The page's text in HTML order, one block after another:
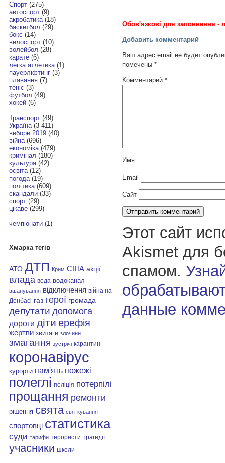
Спорт(275)
автоспорт(9)
акробатика(18)
баскетбол (29)
бокс (14)
велоспорт(10)
волейбол (28)
карате(6)
легка атлетика(1)
пауерліфтинг(3)
плавання(7)
теніс (3)
футбол (49)
хокей(6)
Транспорт(49)
Україна(3 411)
вибори 2019(40)
війна(696)
економіка(479)
кримінал (180)
культура(42)
освіта(12)
погода(19)
політика(609)
скандали(33)
спорт(29)
цікаве(299)
чемпіонати(1)
Хмарка тегів
АТО ДТП Крим США акції
влада вода водоканал
вшанування відключення війна на
Донбасі газ герої громада
депутати допомога
дороги діти ерефія
жертви звитяги злочини
змагання зустрічі карантин
коронавірус
курорти пам'ять пожежі
полеглі поліція потерпілі
прощання ремонти
рішення свята святкування
спортовці статистика
суди тарифи терористи трагедії
учасники школи
Обов'язкові для заповнення -
Добавить комментарий
Ваш адрес email не будет
помечены *
Комментарий *
Имя
Email
Сайт
Этот сайт
Akismet для
спамом.
данные